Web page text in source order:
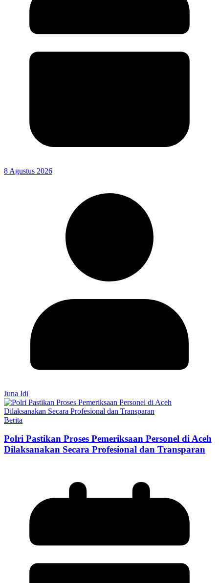
8 Agustus 2026
Juna Idi
Berita
Polri Pastikan Proses Pemeriksaan Personel di Aceh
Dilaksanakan Secara Profesional dan Transparan